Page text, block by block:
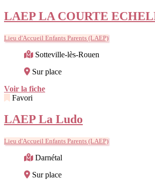
LAEP LA COURTE
Lieu d'Accueil Enfants Parents (LAEP)
Sotteville-lès-Rouen
Sur place
Voir la fiche
Favori
LAEP La Ludo
Lieu d'Accueil Enfants Parents (LAEP)
Darnétal
Sur place